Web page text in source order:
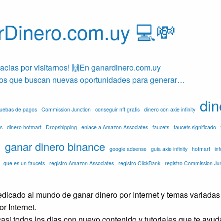
💻💸
por visitarnos! 🙌En ganardinero.com.uy
que buscan nuevas oportunidades para generar…
de pagos Commission Junction conseguir nft gratis dinero con axie infinity
dinero hotmart Dropshipping enlace a Amazon Associates faucets faucets significado
ganar dinero binance google adsense guia axie infinity hotmart
que es un faucets registro Amazon Associates registro ClickBank registro Commission
al mundo de ganar dinero por Internet y temas
Internet.